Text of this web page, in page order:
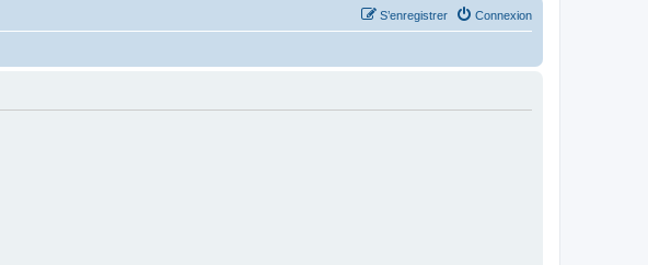
Connexion
S’enregistrer